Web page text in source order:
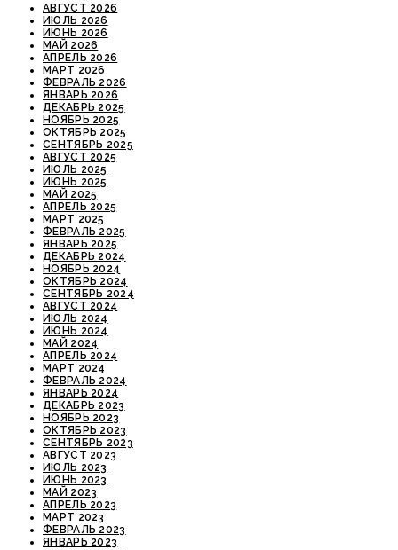
АВГУСТ 2026
ИЮЛЬ 2026
ИЮНЬ 2026
МАЙ 2026
АПРЕЛЬ 2026
МАРТ 2026
ФЕВРАЛЬ 2026
ЯНВАРЬ 2026
ДЕКАБРЬ 2025
НОЯБРЬ 2025
ОКТЯБРЬ 2025
СЕНТЯБРЬ 2025
АВГУСТ 2025
ИЮЛЬ 2025
ИЮНЬ 2025
МАЙ 2025
АПРЕЛЬ 2025
МАРТ 2025
ФЕВРАЛЬ 2025
ЯНВАРЬ 2025
ДЕКАБРЬ 2024
НОЯБРЬ 2024
ОКТЯБРЬ 2024
СЕНТЯБРЬ 2024
АВГУСТ 2024
ИЮЛЬ 2024
ИЮНЬ 2024
МАЙ 2024
АПРЕЛЬ 2024
МАРТ 2024
ФЕВРАЛЬ 2024
ЯНВАРЬ 2024
ДЕКАБРЬ 2023
НОЯБРЬ 2023
ОКТЯБРЬ 2023
СЕНТЯБРЬ 2023
АВГУСТ 2023
ИЮЛЬ 2023
ИЮНЬ 2023
МАЙ 2023
АПРЕЛЬ 2023
МАРТ 2023
ФЕВРАЛЬ 2023
ЯНВАРЬ 2023